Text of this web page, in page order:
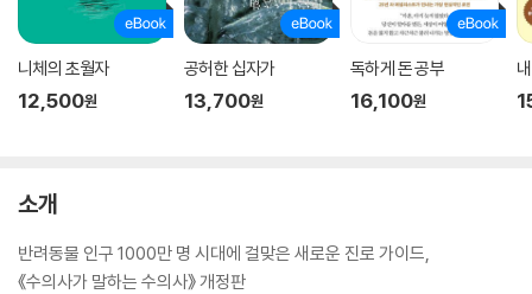
니체의 초월자
12,500원
공허한 십자가
13,700원
독하게 돈 공부
16,100원
소개
반려동물 인구 1000만 명 시대에 걸맞은 새로운 진로 가이드,
《수의사가 말하는 수의사》 개정판